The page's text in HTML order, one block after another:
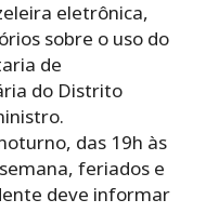
eletrônica,
sobre o uso do
de
do Distrito
das 19h às
feriados e
deve informar